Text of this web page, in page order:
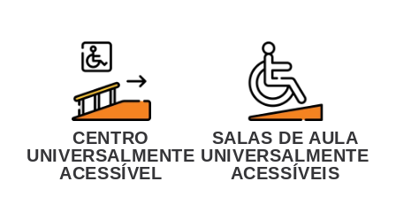
CENTRO
UNIVERSALMENTE
ACESSÍVEL
SALAS DE AULA
UNIVERSALMENTE
ACESSÍVEIS